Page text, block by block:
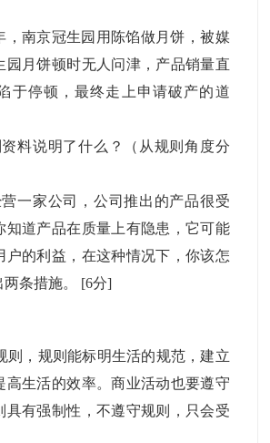
，南京冠生园用陈馅做月饼，被媒
园月饼顿时无人问津，产品销量直
于停顿，最终走上申请破产的道
资料说明了什么？（从规则角度分
营一家公司，公司推出的产品很受
知道产品在质量上有隐患，它可能
户的利益，在这种情况下，你该怎
条措施。 [6分]
则，规则能标明生活的规范，建立
高生活的效率。商业活动也要遵守
具有强制性，不遵守规则，只会受